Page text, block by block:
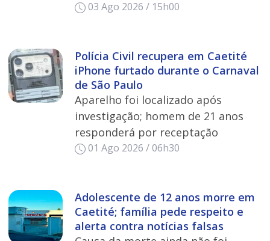
03 Ago 2026 / 15h00
Polícia Civil recupera em Caetité
iPhone furtado durante o Carnaval
de São Paulo
Aparelho foi localizado após
investigação; homem de 21 anos
responderá por receptação
01 Ago 2026 / 06h30
Adolescente de 12 anos morre em
Caetité; família pede respeito e
alerta contra notícias falsas